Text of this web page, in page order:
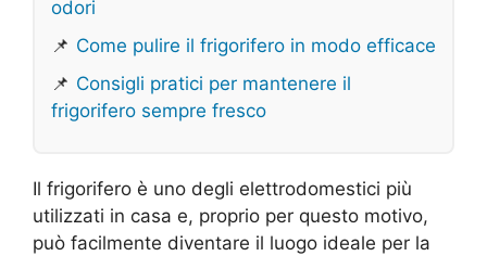
odori
📌 Come pulire il frigorifero in modo efficace
📌 Consigli pratici per mantenere il
frigorifero sempre fresco
Il frigorifero è uno degli elettrodomestici più
utilizzati in casa e, proprio per questo motivo,
può facilmente diventare il luogo ideale per la